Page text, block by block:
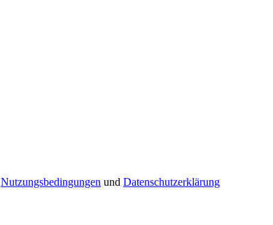
Nutzungsbedingungen und Datenschutzerklärung